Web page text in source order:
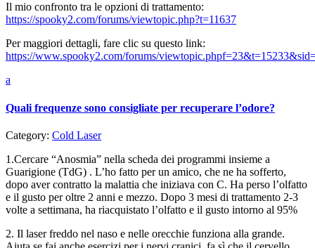
Il mio confronto tra le opzioni di trattamento:
https://spooky2.com/forums/viewtopic.php?t=11637
Per maggiori dettagli, fare clic su questo link:
https://www.spooky2.com/forums/
a
Quali frequenze sono consigliate per recuperare l’odore?
Category: Cold Laser
1.Cercare “Anosmia” nella scheda dei programmi insieme a
Guarigione (TdG) . L’ho fatto per un amico, che ne ha sofferto,
dopo aver contratto la malattia che iniziava con C. Ha perso l’olfatto
e il gusto per oltre 2 anni e mezzo. Dopo 3 mesi di trattamento 2-3
volte a settimana, ha riacquistato l’olfatto e il gusto intorno al 95%
2. Il laser freddo nel naso e nelle orecchie funziona alla grande.